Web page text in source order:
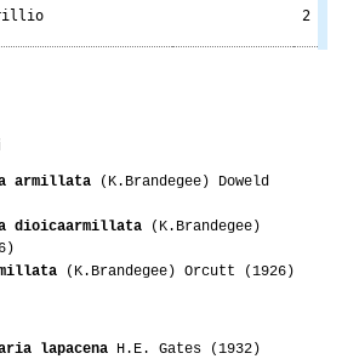
2
Z155
armillata (K.Brandegee) Doweld
dioicaarmillata (K.Brandegee)
(K.Brandegee) Orcutt (1926)
lapacena H.E. Gates (1932)